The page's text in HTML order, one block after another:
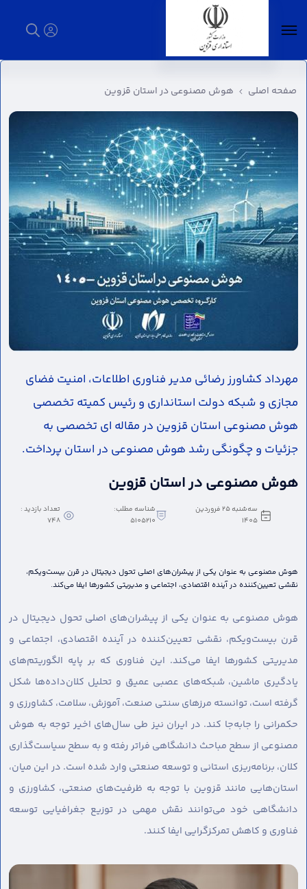
هوش مصنوعی در استان قزوین - استانداری
قزوین
صفحه اصلی هوش مصنوعی در استان قزوین
مهرداد کشاورز رضائی مدیر فناوری اطلاعات، امنیت فضای
مجازی و شبکه دولت استانداری و رئیس کمیته تخصصی
هوش مصنوعی استان قزوین در مقاله ای تخصصی به
جزئیات و چگونگی رشد هوش مصنوعی در استان پرداخت.
هوش مصنوعی در استان قزوین
سه‌شنبه 25 فروردین
1405
شناسه مطلب:
5105210
تعداد بازدید :
748
هوش مصنوعی به عنوان یکی از پیشران‌های اصلی تحول دیجیتال در قرن بیست‌ویکم،
نقشی تعیین‌کننده در آینده اقتصادی، اجتماعی و مدیریتی کشورها ایفا می‌کند.
هوش مصنوعی به عنوان یکی از پیشران‌های اصلی تحول دیجیتال در
قرن بیست‌ویکم، نقشی تعیین‌کننده در آینده اقتصادی، اجتماعی و
مدیریتی کشورها ایفا می‌کند. این فناوری که بر پایه الگوریتم‌های
یادگیری ماشین، شبکه‌های عصبی عمیق و تحلیل کلان‌داده‌ها شکل
گرفته است، توانسته مرزهای سنتی صنعت، آموزش، سلامت، کشاورزی و
حکمرانی را جابه‌جا کند. در ایران نیز طی سال‌های اخیر توجه به هوش
مصنوعی از سطح مباحث دانشگاهی فراتر رفته و به سطح سیاست‌گذاری
کلان، برنامه‌ریزی استانی و توسعه صنعتی وارد شده است. در این میان،
استان‌هایی مانند قزوین با توجه به ظرفیت‌های صنعتی، کشاورزی و
دانشگاهی خود می‌توانند نقش مهمی در توزیع جغرافیایی توسعه
فناوری و کاهش تمرکزگرایی ایفا کنند.